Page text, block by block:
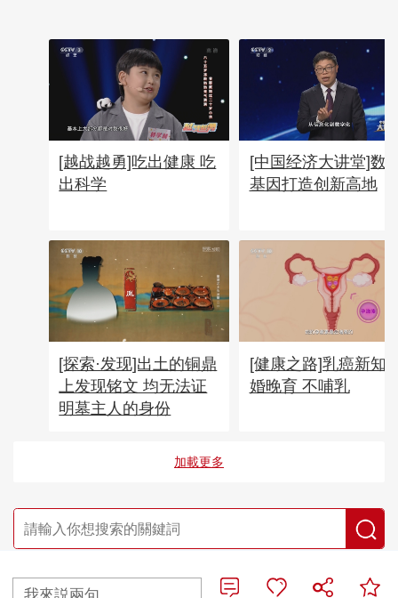
[越战越勇]吃出健康 吃
出科学
[中国经济大讲堂]数
基因打造创新高地
[探索·发现]出土的铜鼎
上发现铭文 均无法证
明墓主人的身份
[健康之路]乳癌新知
婚晚育 不哺乳
加載更多
央視網首頁 央視節目官網首頁